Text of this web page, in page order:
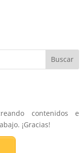
contenidos e
¡Gracias!